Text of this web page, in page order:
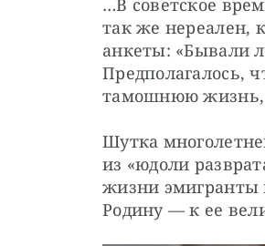
так же нереален,
анкеты: «Бывали
Предполагалось,
тамошнюю жизнь,
Шутка
из «юдоли
жизни эмигранты
Родину — к ее